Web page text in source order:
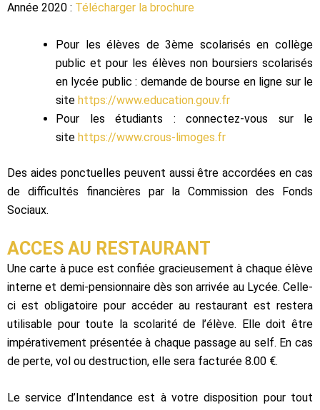
Année 2020 : Télécharger la brochure
Pour les élèves de 3ème scolarisés en collège
public et pour les élèves non boursiers scolarisés
en lycée public : demande de bourse en ligne sur le
site https://www.education.gouv.fr
Pour les étudiants : connectez-vous sur le
site https://www.crous-limoges.fr
Des aides ponctuelles peuvent aussi être accordées en cas
de difficultés financières par la Commission des Fonds
Sociaux.
ACCES AU RESTAURANT
Une carte à puce est confiée gracieusement à chaque élève
interne et demi-pensionnaire dès son arrivée au Lycée. Celle-
ci est obligatoire pour accéder au restaurant est restera
utilisable pour toute la scolarité de l’élève. Elle doit être
impérativement présentée à chaque passage au self. En cas
de perte, vol ou destruction, elle sera facturée 8.00 €.
Le service d’Intendance est à votre disposition pour tout